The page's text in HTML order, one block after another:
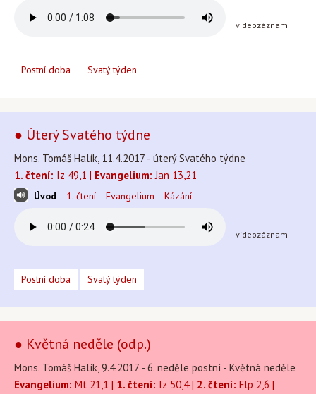
videozáznam
Postní doba Svatý týden
● Úterý Svatého týdne
Mons. Tomáš Halík, 11.4.2017 - úterý Svatého týdne
1. čtení: Iz 49,1 | Evangelium: Jan 13,21
Úvod 1. čtení Evangelium Kázání
videozáznam
Postní doba Svatý týden
● Květná neděle (odp.)
Mons. Tomáš Halík, 9.4.2017 - 6. neděle postní - Květná neděle
Evangelium: Mt 21,1 | 1. čtení: Iz 50,4 | 2. čtení: Flp 2,6 |